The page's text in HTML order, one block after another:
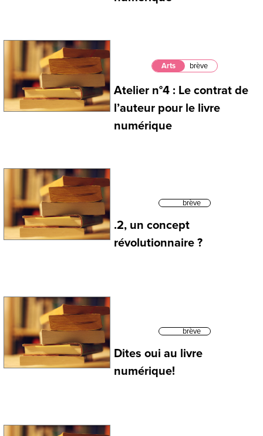
Arts brève
Atelier n°4 : Le contrat de
l’auteur pour le livre
numérique
brève
.2, un concept
révolutionnaire ?
brève
Dites oui au livre
numérique!